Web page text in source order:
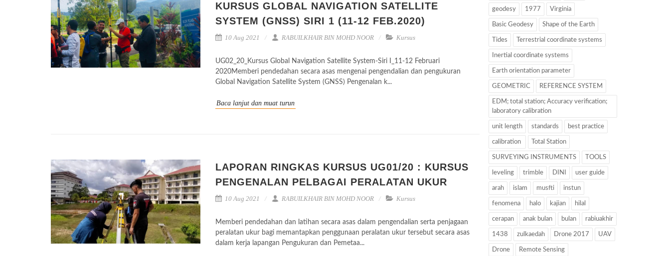
KURSUS GLOBAL NAVIGATION SATELLITE
SYSTEM (GNSS) SIRI 1 (11-12 FEB.2020)
10 Aug 2021 RABUILKHAIR BIN MOHD NOOR Kursus
UG02_20_Kursus Global Navigation Satellite System-Siri I_11-12 Februari
2020Memberi pendedahan secara asas mengenai pengendalian dan pengukuran
Global Navigation Satellite System (GNSS) Pengenalan k...
Baca lanjut dan muat turun
LAPORAN RINGKAS KURSUS UG01/20 : KURSUS
PENGENALAN PELBAGAI PERALATAN UKUR
10 Aug 2021 RABUILKHAIR BIN MOHD NOOR Kursus
Memberi pendedahan dan latihan secara asas dalam pengendalian serta penjagaan
peralatan ukur bagi memantapkan penggunaan peralatan ukur tersebut secara asas
dalam kerja lapangan Pengukuran dan Pemetaa...
geodesy 1977 Virginia
Basic Geodesy Shape of the Earth
Tides Terrestrial coordinate systems
Inertial coordinate systems
Earth orientation parameter
GEOMETRIC REFERENCE SYSTEM
EDM; total station; Accuracy verification;
laboratory calibration
unit length standards best practice
calibration Total Station
SURVEYING INSTRUMENTS TOOLS
leveling trimble DINI user guide
arah islam musfti instun
fenomena halo kajian hilal
cerapan anak bulan bulan rabiuakhir
1438 zulkaedah Drone 2017 UAV
Drone Remote Sensing